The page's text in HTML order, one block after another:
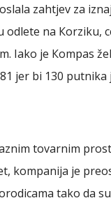
zahtjev za
odlete na Кorziku,
Iako je Кompas
jer bi 130 putnika
tovarnim
kompanija je
tako da